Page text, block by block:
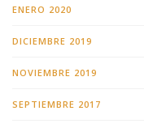
ENERO 2020
DICIEMBRE 2019
NOVIEMBRE 2019
SEPTIEMBRE 2017